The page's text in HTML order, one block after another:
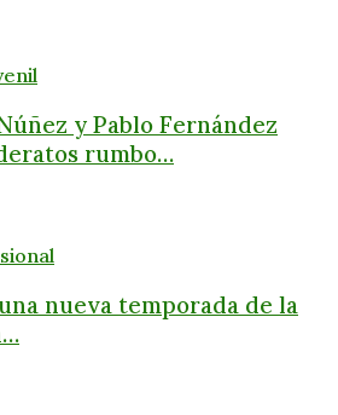
y Pablo Fernández
rumbo…
nueva temporada de la